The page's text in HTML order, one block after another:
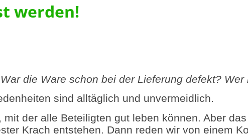
werden!
die Ware schon bei der Lieferung defekt?
sind alltäglich und unvermeidlich.
der alle Beteiligten gut leben können. Aber
Krach entstehen. Dann reden wir von einem